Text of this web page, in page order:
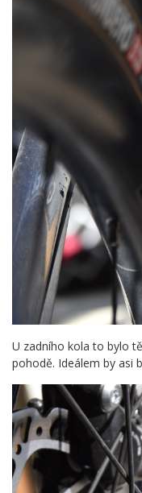
U zadního kola to bylo
pohodě. Ideálem by asi